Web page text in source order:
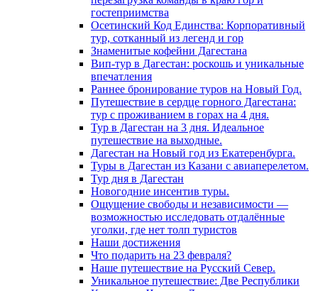
гостеприимства
Осетинский Код Единства: Корпоративный
тур, сотканный из легенд и гор
Знаменитые кофейни Дагестана
Вип-тур в Дагестан: роскошь и уникальные
впечатления
Раннее бронирование туров на Новый Год.
Путешествие в сердце горного Дагестана:
тур с проживанием в горах на 4 дня.
Тур в Дагестан на 3 дня. Идеальное
путешествие на выходные.
Дагестан на Новый год из Екатеренбурга.
Туры в Дагестан из Казани с авиаперелетом.
Тур дня в Дагестан
Новогодние инсентив туры.
Ощущение свободы и независимости —
возможностью исследовать отдалённые
уголки, где нет толп туристов
Наши достижения
Что подарить на 23 февраля?
Наше путешествие на Русский Север.
Уникальное путешествие: Две Республики